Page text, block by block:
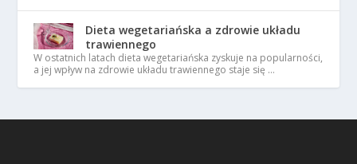
Dieta wegetariańska a zdrowie układu
trawiennego
W ostatnich latach dieta wegetariańska zyskuje na popularności,
a jej wpływ na zdrowie układu trawiennego staje się …